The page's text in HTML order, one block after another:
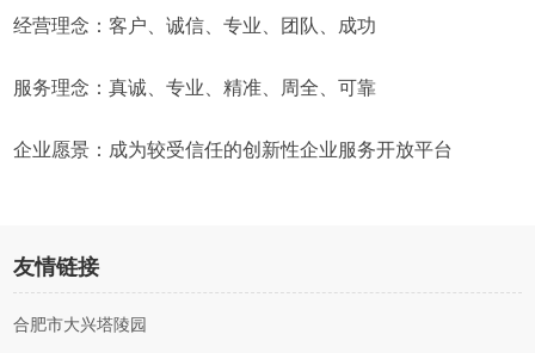
经营理念：客户、诚信、专业、团队、成功
服务理念：真诚、专业、精准、周全、可靠
企业愿景：成为较受信任的创新性企业服务开放平台
友情链接
合肥市大兴塔陵园